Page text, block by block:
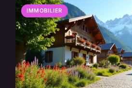
IMMOBILIER